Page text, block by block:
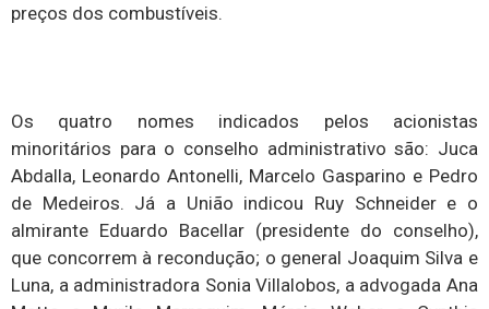
preços dos combustíveis.
Os quatro nomes indicados pelos acionistas
minoritários para o conselho administrativo são: Juca
Abdalla, Leonardo Antonelli, Marcelo Gasparino e Pedro
de Medeiros. Já a União indicou Ruy Schneider e o
almirante Eduardo Bacellar (presidente do conselho),
que concorrem à recondução; o general Joaquim Silva e
Luna, a administradora Sonia Villalobos, a advogada Ana